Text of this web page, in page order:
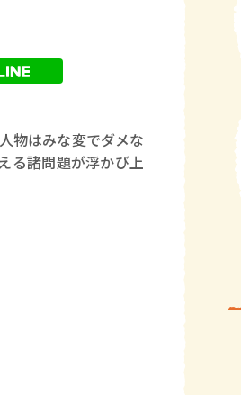
物はみな変でダメな
る諸問題が浮かび上